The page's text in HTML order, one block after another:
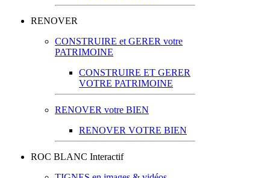
RENOVER
CONSTRUIRE et GERER votre
PATRIMOINE
CONSTRUIRE ET GERER
VOTRE PATRIMOINE
RENOVER votre BIEN
RENOVER VOTRE BIEN
ROC BLANC Interactif